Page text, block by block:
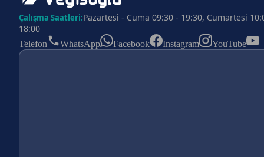
Çalışma Saatleri:Pazartesi - Cuma 09:30 - 19:30, Cumartesi
18:00
Telefon WhatsApp Facebook Instagram YouTube